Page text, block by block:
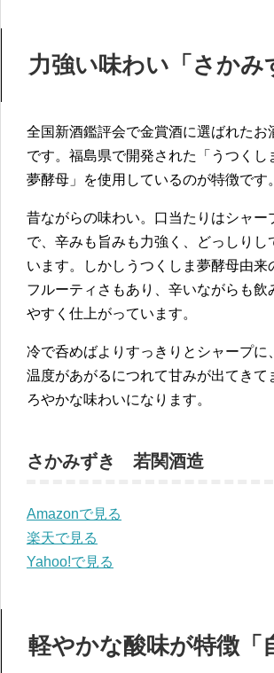
力強い味わい「さか
全国新酒鑑評会で金賞酒に選ばれたお
です。福島県で開発された「うつくし
夢酵母」を使用しているのが特徴です。
昔ながらの味わい。口当たりはシャー
で、辛みも旨みも力強く、どっしりし
います。しかしうつくしま夢酵母由来
フルーティさもあり、辛いながらも飲
やすく仕上がっています。
冷で呑めばよりすっきりとシャープに、
温度があがるにつれて甘みが出てきて
ろやかな味わいになります。
さかみずき 若関酒造
Amazonで見る
楽天で見る
Yahoo!で見る
軽やかな酸味が特徴「